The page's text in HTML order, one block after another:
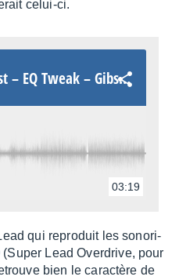
celui-ci.
Crunch + Boost – EQ Tweak – Gibson SG
03:19
qui repro­duit les sono­ri­
(Super Lead Over­drive, pour
bien le carac­tère de